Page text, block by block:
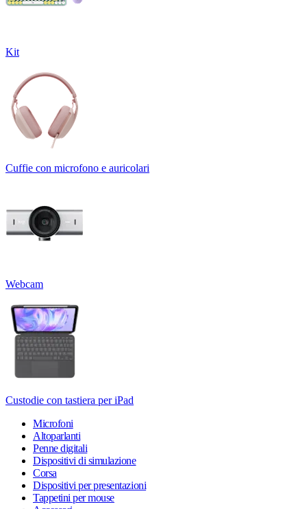
Kit
Cuffie con microfono e auricolari
Webcam
Custodie con tastiera per iPad
Microfoni
Altoparlanti
Penne digitali
Dispositivi di simulazione
Corsa
Dispositivi per presentazioni
Tappetini per mouse